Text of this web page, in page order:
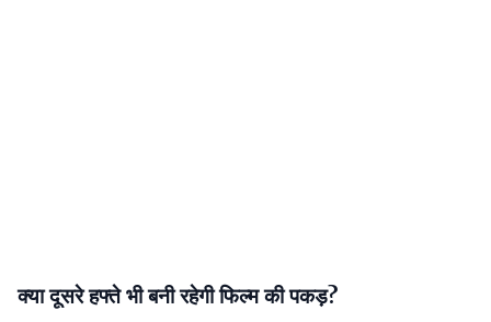
क्या दूसरे हफ्ते भी बनी रहेगी फिल्म की पकड़?